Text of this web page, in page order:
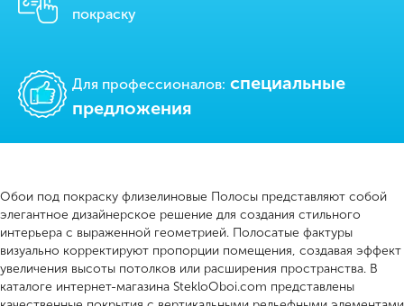
покраску
Для профессионалов: cпециальные
предложения
Обои под покраску флизелиновые Полосы представляют собой
элегантное дизайнерское решение для создания стильного
интерьера с выраженной геометрией. Полосатые фактуры
визуально корректируют пропорции помещения, создавая эффект
увеличения высоты потолков или расширения пространства. В
каталоге интернет-магазина StekloOboi.com представлены